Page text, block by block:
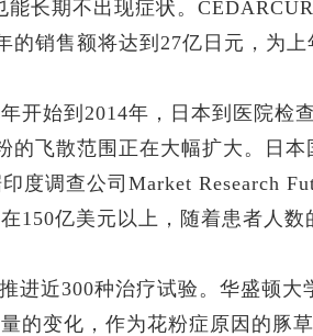
长期不出现症状。
的销售额将达到27亿日元，为上
始到2014年，日本到医院检
的飞散范围正在大幅扩大。日本
度调查公司Market Research
150亿美元以上，随着患者人数
近300种治疗试验。华盛顿大
的变化，作为花粉症原因的豚